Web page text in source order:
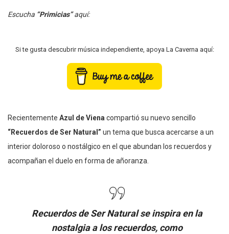
Escucha “Primicias”aquí:
Si te gusta descubrir música independiente, apoya La Caverna aquí:
Recientemente Azul de Vienacompartió su nuevo sencillo
“Recuerdos de Ser Natural” un tema que busca acercarse a un
interior doloroso o nostálgico en el que abundan los recuerdos y
acompañan el duelo en forma de añoranza.
Recuerdos de Ser Natural se inspira en la
nostalgia a los recuerdos, como